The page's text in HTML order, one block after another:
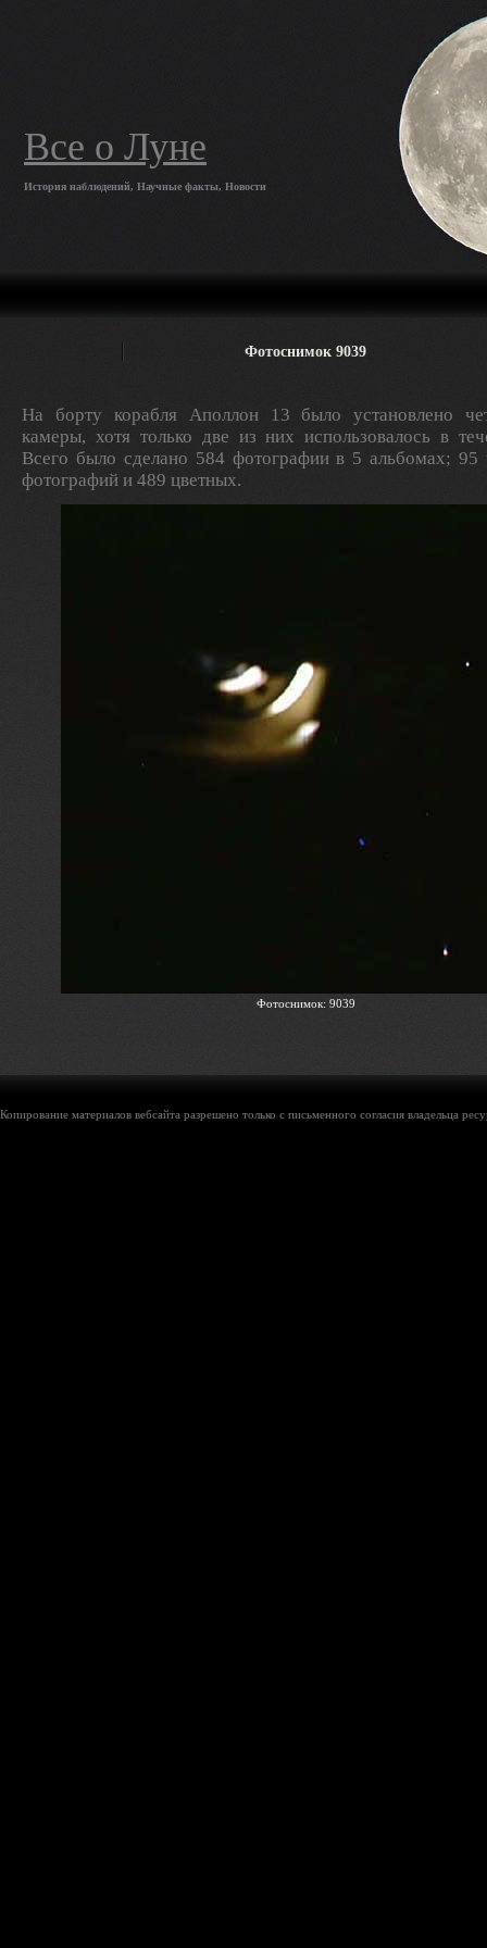
Все о Луне
История наблюдений, Научные факты, Новости
Фотоснимок 9039
На борту корабля Аполлон 13 было установлено
камеры, хотя только две из них использовалось в
Всего было сделано 584 фотографии в 5 альбомах; 95
фотографий и 489 цветных.
Фотоснимок: 9039
Копирование материалов вебсайта разрешено только с письменного согласия владельца